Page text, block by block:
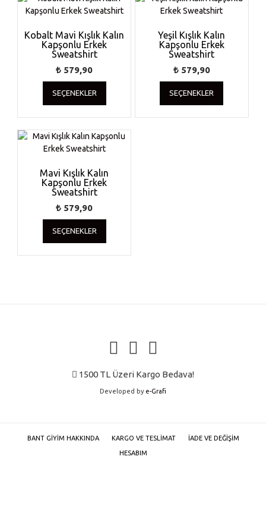
var.
ürün
sayfasından
ürün
Kobalt Mavi Kışlık Kalın
Kapşonlu Erkek
Sweatshirt
₺ 579,90
SEÇENEKLER
Bu
birden
fazla
varyasyonu
ürün
sayfasından
Yeşil Kışlık Kalın
Kapşonlu Erkek
Sweatshirt
₺579,90
SEÇENEKLER
Bu
birden
fazla
Mavi Kışlık Kalın
Kapşonlu Erkek
Sweatshirt
₺ 579,90
SEÇENEKLER
Bu
birden
fazla
1500 TL Üzeri Kargo Bedava!
Developed by e-Grafi
BANT GIYIM HAKKINDA KARGO VE TESLIMAT İADE VE DEĞIŞIM
HESABIM